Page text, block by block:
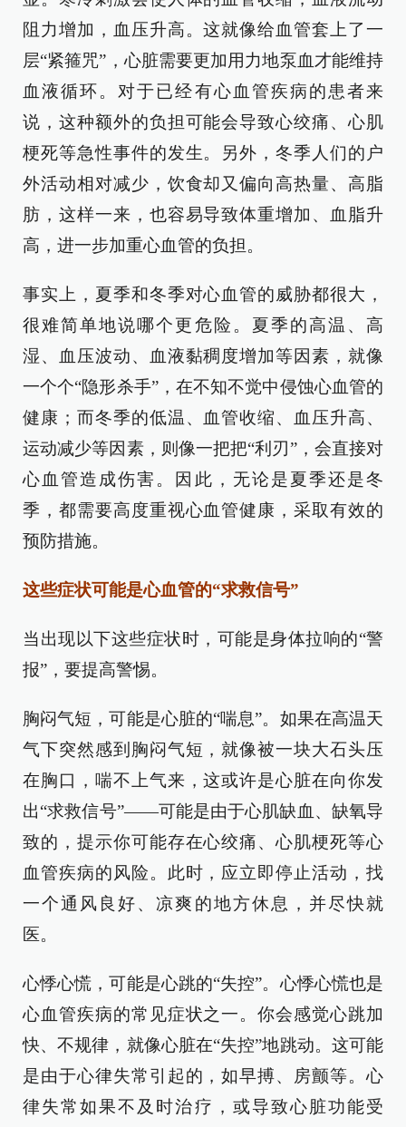
阻力增加，血压升高。这就像给血管套上了一
层“紧箍咒”，心脏需要更加用力地泵血才能维持
血液循环。对于已经有心血管疾病的患者来
说，这种额外的负担可能会导致心绞痛、心肌
梗死等急性事件的发生。另外，冬季人们的户
外活动相对减少，饮食却又偏向高热量、高脂
肪，这样一来，也容易导致体重增加、血脂升
高，进一步加重心血管的负担。
事实上，夏季和冬季对心血管的威胁都很大，
很难简单地说哪个更危险。夏季的高温、高
湿、血压波动、血液黏稠度增加等因素，就像
一个个“隐形杀手”，在不知不觉中侵蚀心血管的
健康；而冬季的低温、血管收缩、血压升高、
运动减少等因素，则像一把把“利刃”，会直接对
心血管造成伤害。因此，无论是夏季还是冬
季，都需要高度重视心血管健康，采取有效的
预防措施。
这些症状可能是心血管的“求救信号”
当出现以下这些症状时，可能是身体拉响的“警
报”，要提高警惕。
胸闷气短，可能是心脏的“喘息”。如果在高温天
气下突然感到胸闷气短，就像被一块大石头压
在胸口，喘不上气来，这或许是心脏在向你发
出“求救信号”——可能是由于心肌缺血、缺氧导
致的，提示你可能存在心绞痛、心肌梗死等心
血管疾病的风险。此时，应立即停止活动，找
一个通风良好、凉爽的地方休息，并尽快就
医。
心悸心慌，可能是心跳的“失控”。心悸心慌也是
心血管疾病的常见症状之一。你会感觉心跳加
快、不规律，就像心脏在“失控”地跳动。这可能
是由于心律失常引起的，如早搏、房颤等。心
律失常如果不及时治疗，或导致心脏功能受